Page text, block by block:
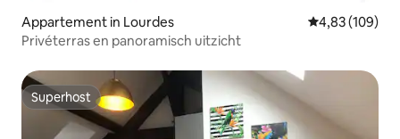
Appartement in Lourdes Gemiddelde
4,83 (109)
Privéterras en panoramisch uitzicht
Superhost
Superhost